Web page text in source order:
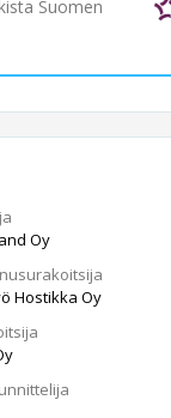
Suomen
Oy
Hostikka Oy